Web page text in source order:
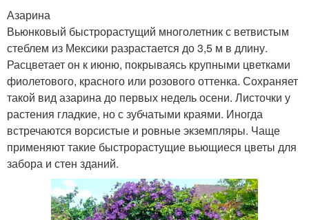
Азарина
Вьюнковый быстрорастущий многолетник с ветвистым
стеблем из Мексики разрастается до 3,5 м в длину.
Расцветает он к июню, покрываясь крупными цветками
фиолетового, красного или розового оттенка. Сохраняет
такой вид азарина до первых недель осени. Листочки у
растения гладкие, но с зубчатыми краями. Иногда
встречаются ворсистые и ровные экземпляры. Чаще
применяют такие быстрорастущие вьющиеся цветы для
забора и стен зданий.